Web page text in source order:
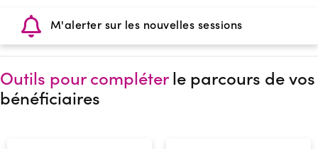
M'alerter sur les nouvelles sessions
Outils pour compléterle parcours de vos
bénéficiaires